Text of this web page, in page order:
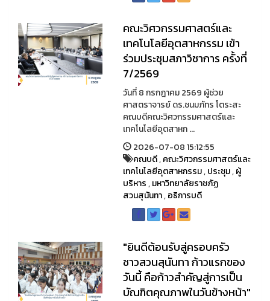
คณะวิศวกรรมศาสตร์และ
เทคโนโลยีอุตสาหกรรม เข้า
ร่วมประชุมสภาวิชาการ ครั้งที่
7/2569
วันที่ 8 กรกฎาคม 2569 ผู้ช่วย
ศาสตราจารย์ ดร.ชนมภัทร โตระสะ
คณบดีคณะวิศวกรรมศาสตร์และ
เทคโนโลยีอุตสาหก ...
2026-07-08 15:12:55
คณบดี,คณะวิศวกรรมศาสตร์และ
เทคโนโลยีอุตสาหกรรม,ประชุม,ผู้
บริหาร,มหาวิทยาลัยราชภัฏ
สวนสุนันทา,อธิการบดี
"ยินดีต้อนรับสู่ครอบครัว
ชาวสวนสุนันทา ก้าวแรกของ
วันนี้ คือก้าวสำคัญสู่การเป็น
บัณฑิตคุณภาพในวันข้างหน้า"